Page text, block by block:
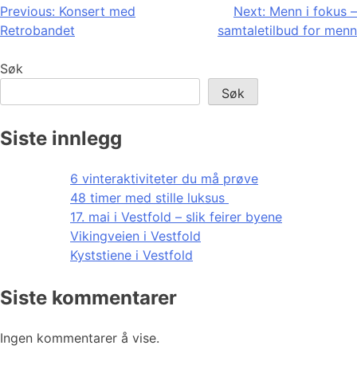
Innleggsnavigasjon
Previous: Konsert med
Retrobandet
Next: Menn i fokus –
samtaletilbud for menn
Søk
Søk
Siste innlegg
6 vinteraktiviteter du må prøve
48 timer med stille luksus
17. mai i Vestfold – slik feirer byene
Vikingveien i Vestfold
Kyststiene i Vestfold
Siste kommentarer
Ingen kommentarer å vise.